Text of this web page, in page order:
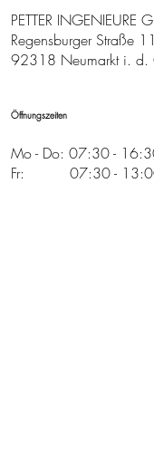
PETTER INGENIEURE
Regensburger Straße
92318 Neumarkt i. d.
Öffnungszeiten
Mo - Do: 07:30 -
Fr: 07:30 -